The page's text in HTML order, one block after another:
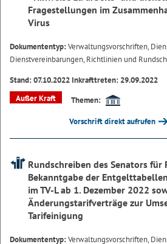
Fragestellungen im
Virus
Dokumententyp:Verwaltungsvorschriften,
Dienstvereinbarungen, Richtlinien und
Stand: 07.10.2022 Inkrafttreten: 29.09.2022
Außer Kraft
Themen:
Vorschrift direkt aufrufen
Rundschreiben des Senators
Bekanntgabe der
im TV-L ab 1. Dezember 2022
Änderungstarifverträge zur
Tarifeinigung
Dokumententyp:Verwaltungsvorschriften,